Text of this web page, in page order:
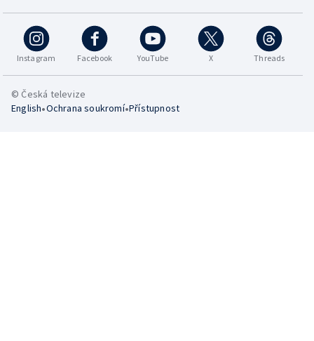
Instagram Facebook YouTube X Threads
© Česká televize
English•Ochrana soukromí•Přístupnost